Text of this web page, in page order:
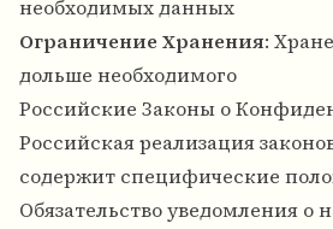
необходимых данных
Ограничение Хранения:
дольше необходимого
Российские Законы о
Российская реализация
содержит специфические
Обязательство уведомления о